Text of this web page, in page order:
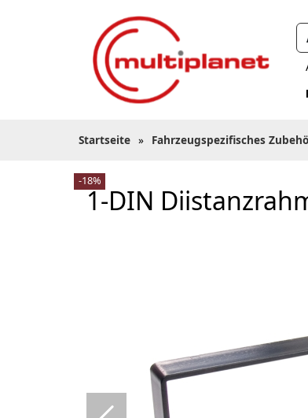
Startseite » Fahrzeugspezifisches
1-DIN
-18%